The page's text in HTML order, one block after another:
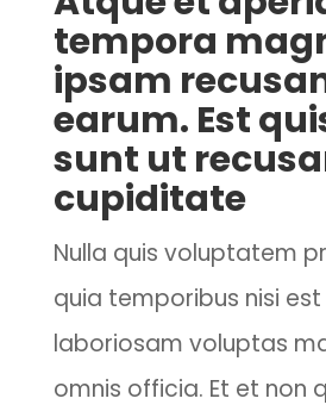
tempora
ipsam
earum. Est
sunt ut
cupiditate
Nulla quis voluptatem
quia temporibus nisi
laboriosam voluptas
omnis officia. Et et non